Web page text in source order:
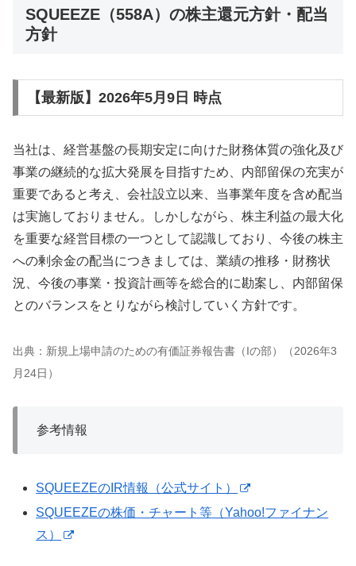
SQUEEZE（558A）の株主還元方針・配当
方針
【最新版】2026年5月9日 時点
当社は、経営基盤の長期安定に向けた財務体質の強化及び
事業の継続的な拡大発展を目指すため、内部留保の充実が
重要であると考え、会社設立以来、当事業年度を含め配当
は実施しておりません。しかしながら、株主利益の最大化
を重要な経営目標の一つとして認識しており、今後の株主
への剰余金の配当につきましては、業績の推移・財務状
況、今後の事業・投資計画等を総合的に勘案し、内部留保
とのバランスをとりながら検討していく方針です。
出典：新規上場申請のための有価証券報告書（Iの部）（2026年3
月24日）
参考情報
SQUEEZEのIR情報（公式サイト）
SQUEEZEの株価・チャート等（Yahoo!ファイナン
ス）